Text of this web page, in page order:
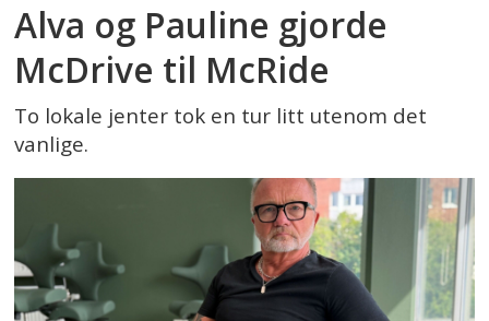
Alva og Pauline gjorde
McDrive til McRide
To lokale jenter tok en tur litt utenom det
vanlige.